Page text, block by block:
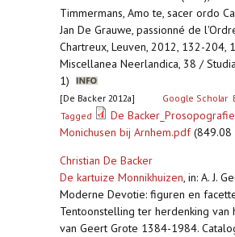
Timmermans, Amo te, sacer ordo
Jan De Grauwe, passionné de
Chartreux, Leuven, 2012, 132-204,
Miscellanea Neerlandica, 38 /
1)
[De Backer 2012a] Google Scholar
Tagged
De
Monichusen bij Arnhem.pdf(849.08
Christian De Backer
De kartuize Monnikhuizen, in: A. J.
Moderne Devotie: figuren en
Tentoonstelling ter herdenking van
van Geert Grote 1384-1984.